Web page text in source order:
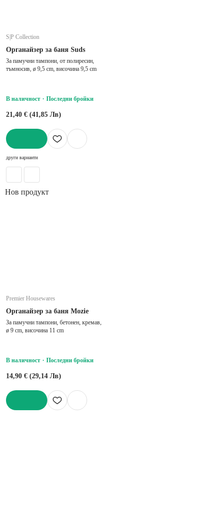
S|P Collection
Органайзер за баня Suds
За памучни тампони, от полиресин,
тъмносив, ø 9,5 cm, височина 9,5 cm
В наличност Последни бройки
21,40 € (41,85 Лв)
други варианти
Нов продукт
Premier Housewares
Органайзер за баня Mozie
За памучни тампони, бетонен, кремав,
ø 9 cm, височина 11 cm
В наличност Последни бройки
14,90 € (29,14 Лв)